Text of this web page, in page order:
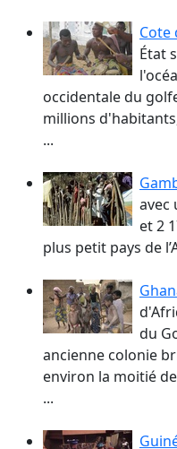
Cote
État
occidentale du
millions
...
avec
et 2
plus petit pays de
du
ancienne colonie
environ la moitié
...